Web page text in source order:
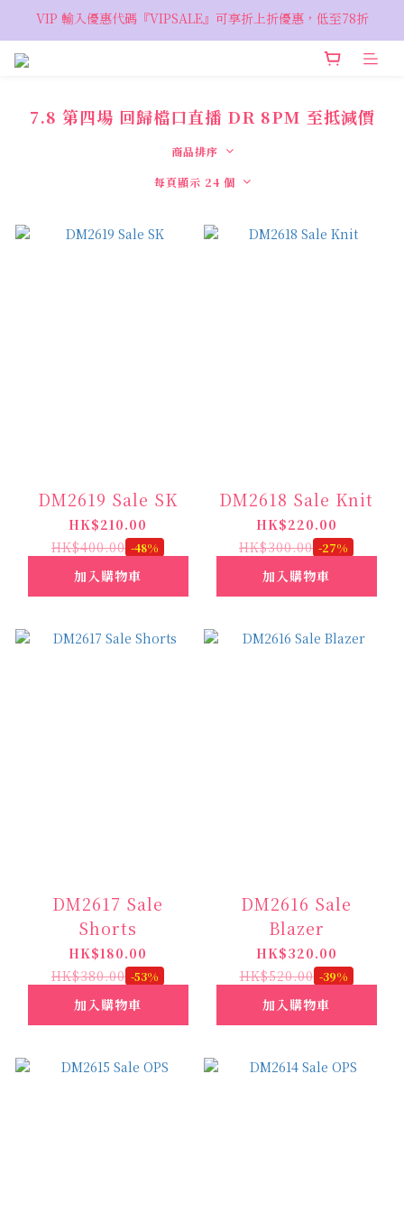
VIP 輸入優惠代碼『VIPSALE』可享折上折優惠，低至78折
歡迎預約親臨荔枝角 Showroom，週五六開放
7.8 第四場 回歸檔口直播 DR 8PM 至抵減價
商品排序
每頁顯示 24 個
DM2619 Sale SK
HK$210.00
HK$400.00 -48%
加入購物車
DM2618 Sale Knit
HK$220.00
HK$300.00 -27%
加入購物車
DM2617 Sale
Shorts
HK$180.00
HK$380.00 -53%
加入購物車
DM2616 Sale
Blazer
HK$320.00
HK$520.00 -39%
加入購物車